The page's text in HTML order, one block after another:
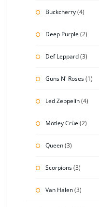
Buckcherry(4)
Deep Purple(2)
Def Leppard(3)
Guns N' Roses(1)
Led Zeppelin(4)
Mötley Crüe(2)
Queen(3)
Scorpions(3)
Van Halen(3)